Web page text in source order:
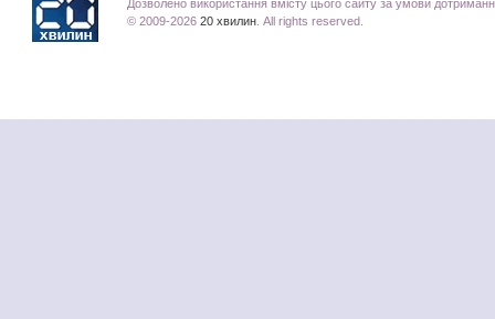
Дозволено використання вмісту цього сайту за умови
© 2009-2026 20 хвилин . All rights reserved.